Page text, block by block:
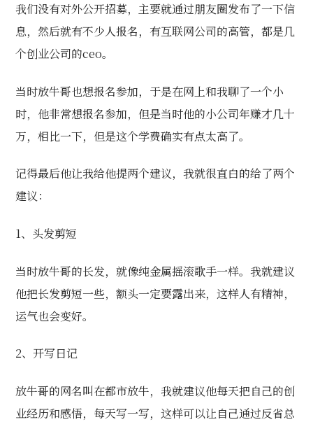
我们没有对外公开招募，主要就通过朋友圈发布了一下信
息，然后就有不少人报名，有互联网公司的高管，都是几
个创业公司的ceo。
当时放牛哥也想报名参加，于是在网上和我聊了一个小
时，他非常想报名参加，但是当时他的小公司年赚才几十
万，相比一下，但是这个学费确实有点太高了。
记得最后他让我给他提两个建议，我就很直白的给了两个
建议：
1、头发剪短
当时放牛哥的长发，就像纯金属摇滚歌手一样。我就建议
他把长发剪短一些，额头一定要露出来，这样人有精神，
运气也会变好。
2、开写日记
放牛哥的网名叫在都市放牛，我就建议他每天把自己的创
业经历和感悟，每天写一写，这样可以让自己通过反省总